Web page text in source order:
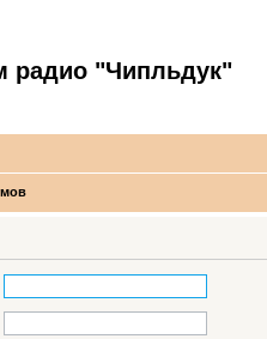
радио "Чипльдук"